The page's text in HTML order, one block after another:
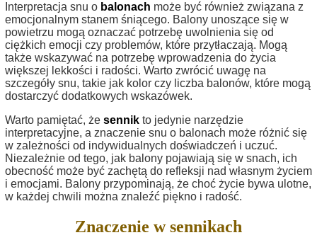
Interpretacja snu o balonach może być również związana z
emocjonalnym stanem śniącego. Balony unoszące się w
powietrzu mogą oznaczać potrzebę uwolnienia się od
ciężkich emocji czy problemów, które przytłaczają. Mogą
także wskazywać na potrzebę wprowadzenia do życia
większej lekkości i radości. Warto zwrócić uwagę na
szczegóły snu, takie jak kolor czy liczba balonów, które mogą
dostarczyć dodatkowych wskazówek.
Warto pamiętać, że sennik to jedynie narzędzie
interpretacyjne, a znaczenie snu o balonach może różnić się
w zależności od indywidualnych doświadczeń i uczuć.
Niezależnie od tego, jak balony pojawiają się w snach, ich
obecność może być zachętą do refleksji nad własnym życiem
i emocjami. Balony przypominają, że choć życie bywa ulotne,
w każdej chwili można znaleźć piękno i radość.
Znaczenie w sennikach